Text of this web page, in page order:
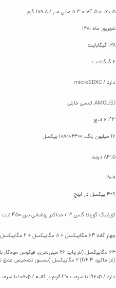
160.5 × 74.5 × 8.3 میلی متر / 178.8 گرم
شهریور ماه 1401
128 گیگابایت
6 گیگابایت
دارد / microSDXC
AMOLED, لمسی خازنی
6.43 اینچ
16 میلیون رنگ، 2400×1080 پیکسل
83.5 درصد
20:9
409 پیکسل در اینچ
کورنینگ گوریلا گلس 3 / حداکثر روشنایی بین 450 نیت تا 1100 نیت
چهار گانه 64 مگاپیکسل + 8 مگاپیکسل + 2 مگاپیکسل + 2 مگاپیکسل
(لنز ماکرو، f/2.4) 2 مگاپیکسل (سنسور تشخیص عمق تصویر، f/2.4)
دارد / 2160p با سرعت 30 فریم بر ثانیه / 1080p با سرعت 30 و 60 و 120 فریم بر ثانیه / 720p با سرعت 960 فریم بر ثانیه